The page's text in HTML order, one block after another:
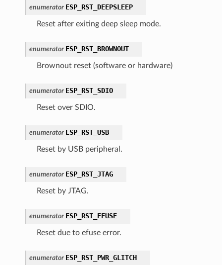
enumerator ESP_RST_DEEPSLEEP
Reset after exiting deep sleep mode.
enumerator ESP_RST_BROWNOUT
Brownout reset (software or hardware)
enumerator ESP_RST_SDIO
Reset over SDIO.
enumerator ESP_RST_USB
Reset by USB peripheral.
enumerator ESP_RST_JTAG
Reset by JTAG.
enumerator ESP_RST_EFUSE
Reset due to efuse error.
enumerator ESP_RST_PWR_GLITCH